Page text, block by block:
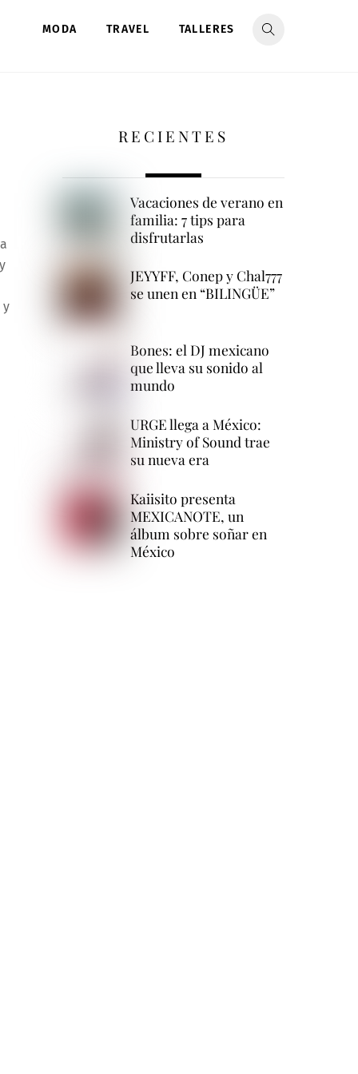
MODA TRAVEL TALLERES
y
RECIENTES
Vacaciones de verano en
familia: 7 tips para
disfrutarlas
JEYYFF, Conep y Chal777
se unen en “BILINGÜE”
Bones: el DJ mexicano
que lleva su sonido al
mundo
URGE llega a México:
Ministry of Sound trae
su nueva era
Kaiisito presenta
MEXICANOTE, un
álbum sobre soñar en
México